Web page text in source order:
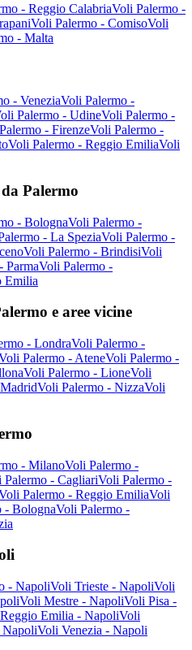
- Reggio CalabriaVoli Palermo -
Voli Palermo - ComisoVoli
- Malta
- VeneziaVoli Palermo -
Palermo - UdineVoli Palermo -
- FirenzeVoli Palermo -
Voli Palermo - Reggio EmiliaVoli
Palermo
- BolognaVoli Palermo -
- La SpeziaVoli Palermo -
Voli Palermo - BrindisiVoli
ParmaVoli Palermo -
Emilia
e aree vicine
- LondraVoli Palermo -
Palermo - AteneVoli Palermo -
Voli Palermo - LioneVoli
Voli Palermo - NizzaVoli
- MilanoVoli Palermo -
Palermo - CagliariVoli Palermo -
Palermo - Reggio EmiliaVoli
- BolognaVoli Palermo -
- NapoliVoli Trieste - NapoliVoli
Voli Mestre - NapoliVoli Pisa -
Emilia - NapoliVoli
Voli Venezia - Napoli